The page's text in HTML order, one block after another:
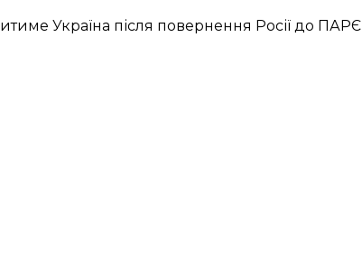
Україна після повернення Росії до ПАРЄ